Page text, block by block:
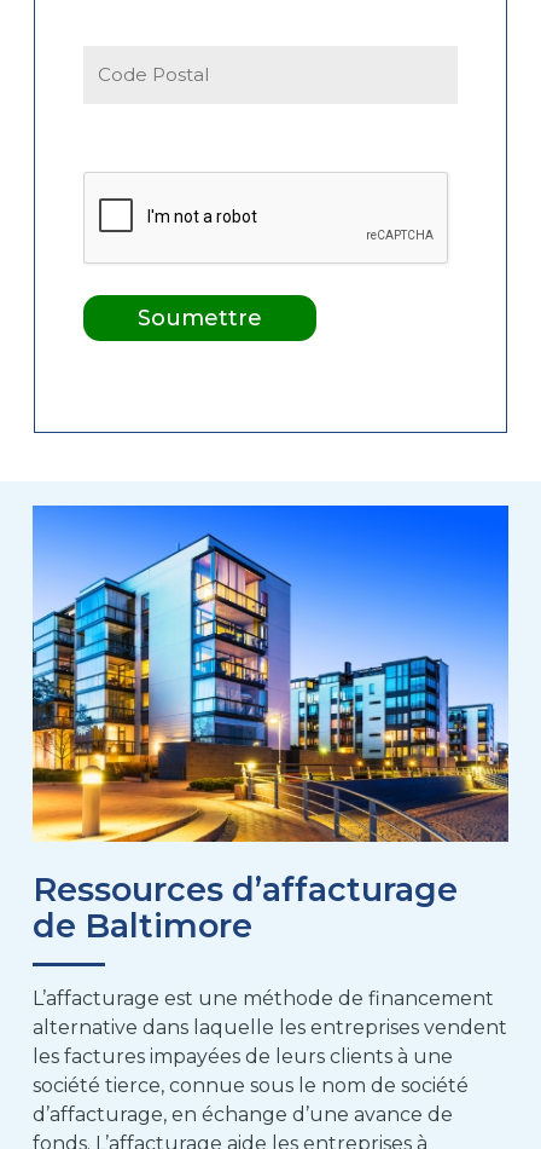
Ressources d’affacturage
de Baltimore
L’affacturage est une méthode de financement
alternative dans laquelle les entreprises vendent
les factures impayées de leurs clients à une
société tierce, connue sous le nom de société
d’affacturage, en échange d’une avance de
fonds. L’affacturage aide les entreprises à